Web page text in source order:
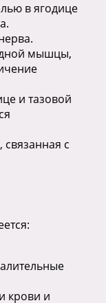
в ягодице
мышцы,
и тазовой
с
крови и